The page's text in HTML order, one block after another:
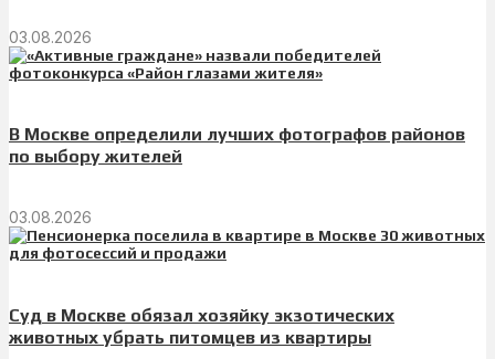
03.08.2026
В Москве определили лучших фотографов районов
по выбору жителей
03.08.2026
Суд в Москве обязал хозяйку экзотических
животных убрать питомцев из квартиры